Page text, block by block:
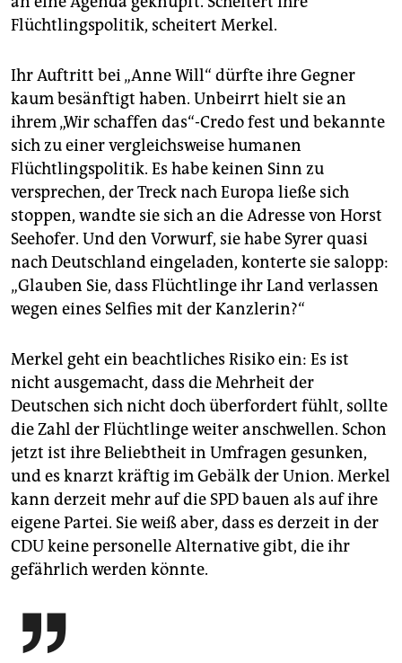
Flüchtlingspolitik, scheitert Merkel.
Ihr Auftritt bei „Anne Will“ dürfte ihre Gegner
kaum besänftigt haben. Unbeirrt hielt sie an
ihrem „Wir schaffen das“-Credo fest und bekannte
sich zu einer vergleichsweise humanen
Flüchtlingspolitik. Es habe keinen Sinn zu
versprechen, der Treck nach Europa ließe sich
stoppen, wandte sie sich an die Adresse von Horst
Seehofer. Und den Vorwurf, sie habe Syrer quasi
nach Deutschland eingeladen, konterte sie salopp:
„Glauben Sie, dass Flüchtlinge ihr Land verlassen
wegen eines Selfies mit der Kanzlerin?“
Merkel geht ein beachtliches Risiko ein: Es ist
nicht ausgemacht, dass die Mehrheit der
Deutschen sich nicht doch überfordert fühlt, sollte
die Zahl der Flüchtlinge weiter anschwellen. Schon
jetzt ist ihre Beliebtheit in Umfragen gesunken,
und es knarzt kräftig im Gebälk der Union. Merkel
kann derzeit mehr auf die SPD bauen als auf ihre
eigene Partei. Sie weiß aber, dass es derzeit in der
CDU keine personelle Alternative gibt, die ihr
gefährlich werden könnte.
